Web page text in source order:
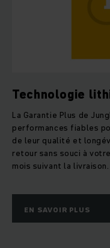
Technologie
La Garantie Plus de
performances fiables
de leur qualité et
retour sans souci à
mois suivant la livraison.
EN SAVOIR PLUS